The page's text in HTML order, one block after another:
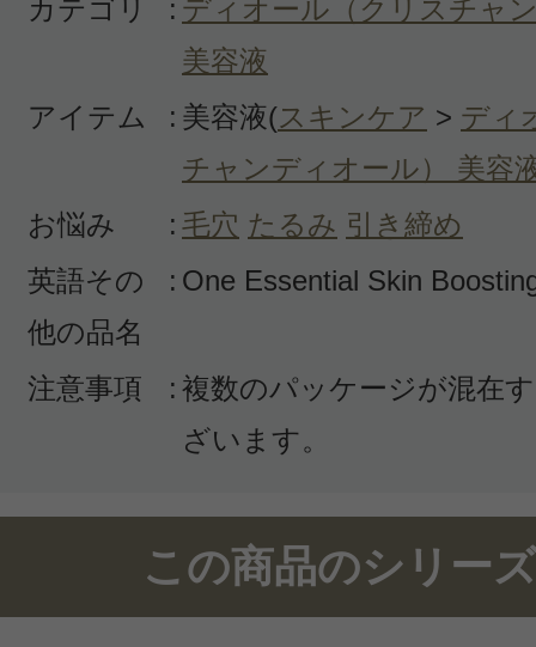
まめ 様
いつも使用している美容液と違うブ
してみようと思い購入しました。価
感が少なくさっぱりしていて可もな
でした。
役
投稿日：2021年09月
ローズ 様／30代後半
カテゴリ
: ディオール（クリスチャ
美容液
アイテム
: 美容液(スキンケア > ディ
チャンディオール） 美容
お悩み
: 毛穴 たるみ 引き締め
英語その
他の品名
: One Essential Skin
注意事項 : 複数のパッケージが混在
ざいます。
この商品のシリー